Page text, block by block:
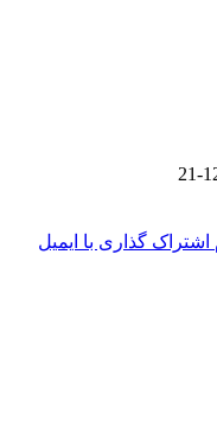
اشتراک گذاری با ایمیل